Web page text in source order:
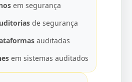
em segurança
de segurança
auditadas
em sistemas auditados